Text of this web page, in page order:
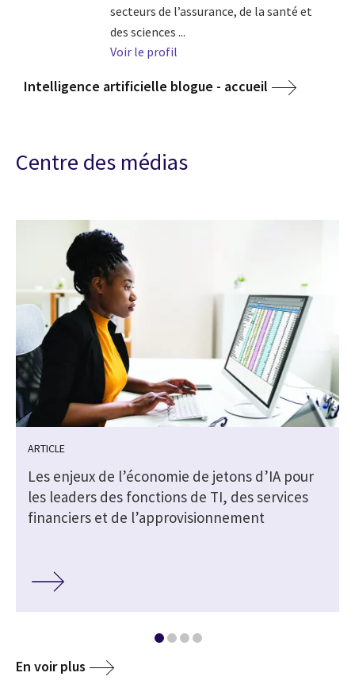
secteurs de l’assurance, de la santé et
des sciences ...
Voir le profil
Intelligence artificielle blogue - accueil
Centre des médias
ARTICLE
Les enjeux de l’économie de jetons d’IA pour
les leaders des fonctions de TI, des services
financiers et de l’approvisionnement
En voir plus